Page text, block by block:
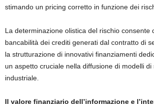
stimando un pricing corretto in funzione dei
La determinazione olistica del rischio consente
bancabilità dei crediti generati dal contratto di
la strutturazione di innovativi finanziamenti
un aspetto cruciale nella diffusione di modelli di
industriale.
Il valore finanziario dell’informazione e